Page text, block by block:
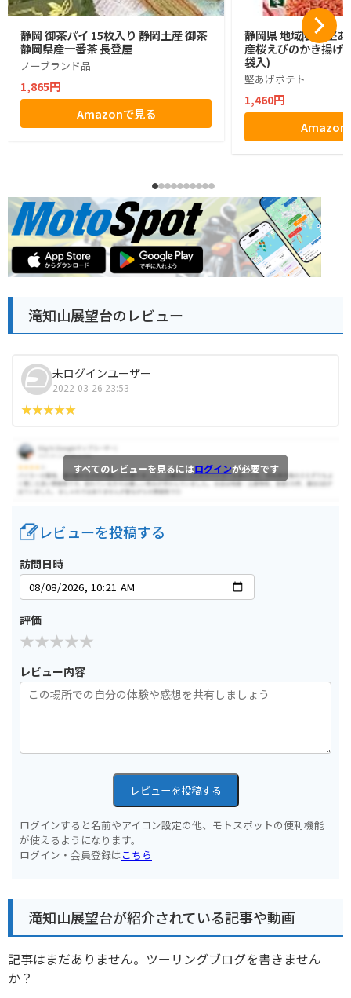
静岡 御茶パイ 15枚入り 静岡土産 御茶
静岡県産一番茶 長登屋
ノーブランド品
1,865円
Amazonで見る
静岡県 地域限定 堅
産桜えびのかき揚
袋入)
堅あげポテト
1,460円
Amazon
滝知山展望台のレビュー
未ログインユーザー
2022-03-26 23:53
すべてのレビューを見るにはログインが必要です
レビューを投稿する
訪問日時
評価
レビュー内容
レビューを投稿する
ログインすると名前やアイコン設定の他、モトスポットの便利機能
が使えるようになります。
ログイン・会員登録はこちら
滝知山展望台が紹介されている記事や動画
記事はまだありません。ツーリングブログを書きません
か？